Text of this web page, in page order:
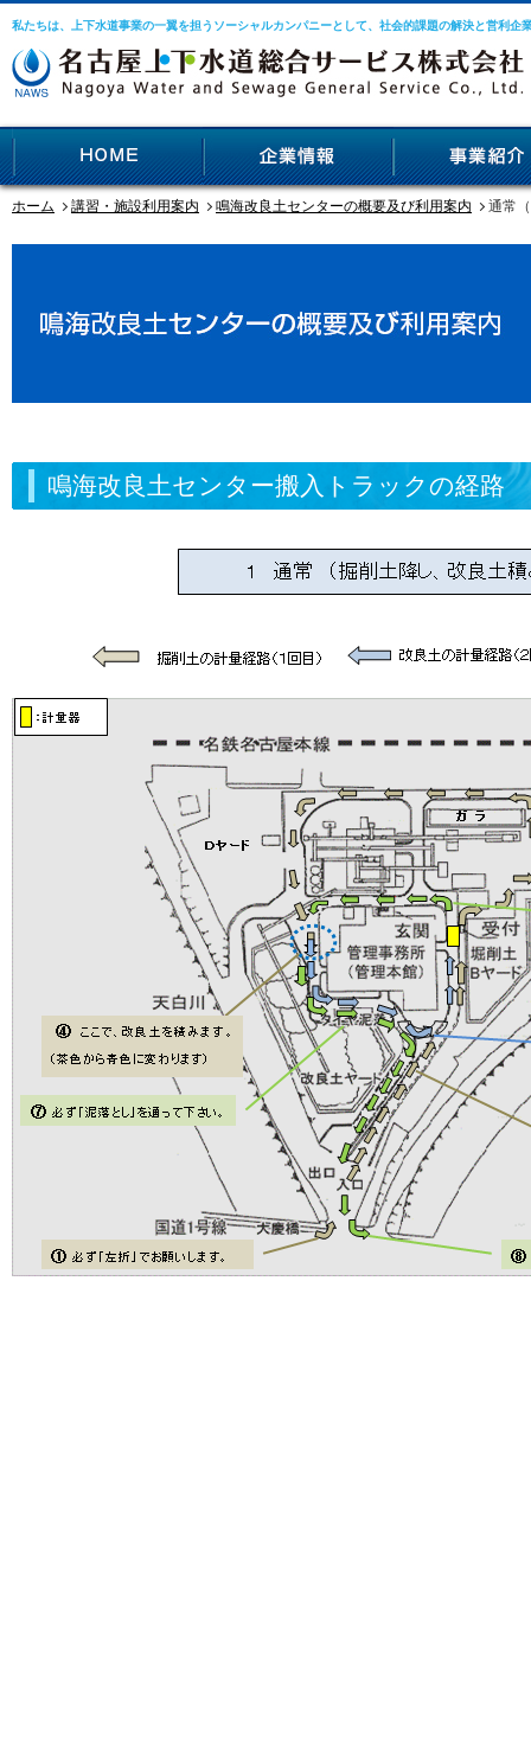
私たちは、上下水道事業の一翼を担うソーシャルカンパニーとして、社会的課題の解決と営利企
ホーム 講習・施設利用案内 鳴海改良土センターの概要及び利用案内 通常
鳴海改良土センター搬入トラックの経路